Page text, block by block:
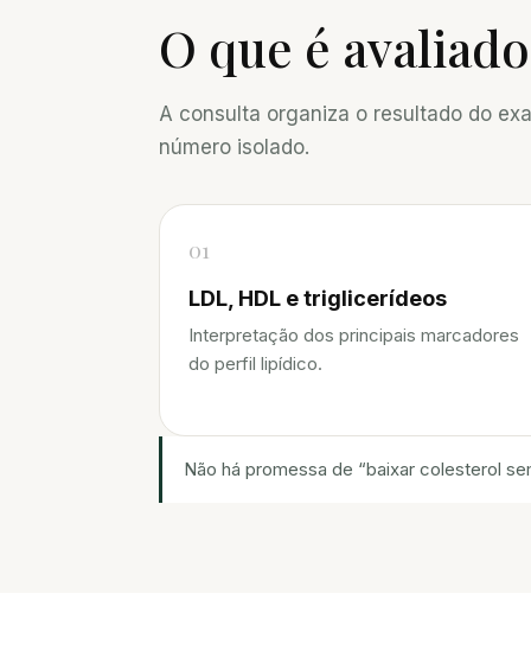
O que é
A consulta organiza o resultado do
número isolado.
01
LDL, HDL e triglicerídeos
Interpretação dos principais marcadores
do perfil lipídico.
Não há promessa de “baixar colesterol